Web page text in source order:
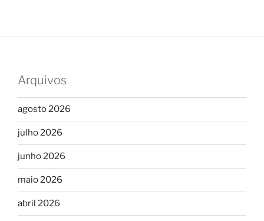
Arquivos
agosto 2026
julho 2026
junho 2026
maio 2026
abril 2026